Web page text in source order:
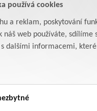
používá cookies
a reklam, poskytování
náš web používáte,
dalšími informacemi,